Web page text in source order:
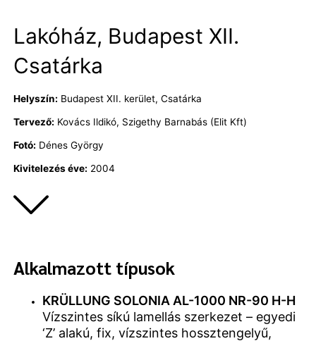
content
Lakóház, Budapest XII.
Csatárka
Helyszín: Budapest XII. kerület, Csatárka
Tervező: Kovács Ildikó, Szigethy Barnabás (Elit Kft)
Fotó: Dénes György
Kivitelezés éve: 2004
Alkalmazott típusok
KRÜLLUNG SOLONIA AL-1000 NR-90 H-H
Vízszintes síkú lamellás szerkezet – egyedi
‘Z’ alakú, fix, vízszintes hossztengelyű,